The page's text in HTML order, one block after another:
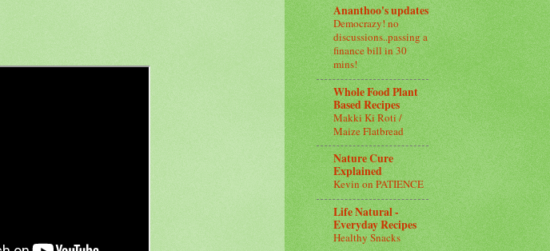
Ananthoo's updates
Democrazy! no
discussions..passing a
finance bill in 30
mins!
Whole Food Plant
Based Recipes
Makki Ki Roti /
Maize Flatbread
Nature Cure
Explained
Kevin on PATIENCE
Life Natural -
Everyday Recipes
Healthy Snacks